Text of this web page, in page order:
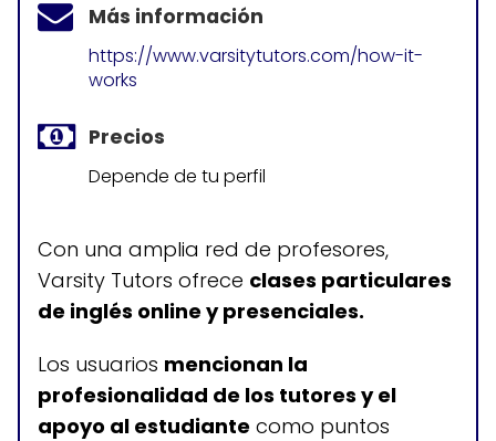
Más información
https://www.varsitytutors.com/how-it-
works
Precios
Depende de tu perfil
Con una amplia red de profesores,
Varsity Tutors ofrece clases particulares
de inglés online y presenciales.
Los usuarios mencionan la
profesionalidad de los tutores y el
apoyo al estudiante como puntos